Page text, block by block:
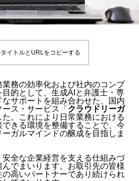
イトルとURLをコピーする
務の効率化および社内のコンプ
的として、生成AIと弁護士・専
サポートを組み合わせた、国内
ス・サービス「 クラウドリーガ
。これにより日常業務における
きる環境を整備することで、今
ガルマインドの醸成を目指しま
全な企業経営を支える仕組みづ
んでまいります。お取引先の皆様
高いパートナーであり続けられ